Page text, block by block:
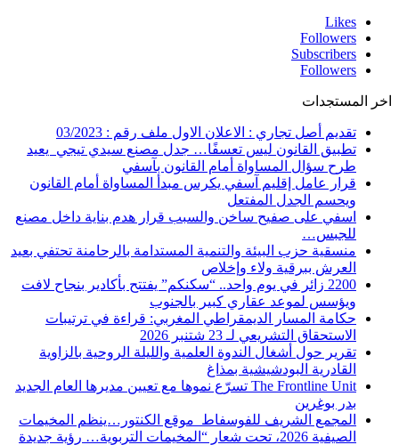
Likes
Followers
Subscribers
Followers
اخر المستجدات
تقديم أصل تجاري : الاعلان الاول ملف رقم : 03/2023
تطبيق القانون ليس تعسفًا… جدل مصنع سيدي تيجي يعيد
طرح سؤال المساواة أمام القانون بآسفي
قرار عامل إقليم آسفي يكرس مبدأ المساواة أمام القانون
ويحسم الجدل المفتعل
اسفي على صفيح ساخن والسبب قرار هدم بناية داخل مصنع
للجبس…
منسقية حزب البيئة والتنمية المستدامة بالرحامنة تحتفي بعيد
العرش ببرقية ولاء وإخلاص
2200 زائر في يوم واحد.. “سكنكم” يفتتح بأكادير بنجاح لافت
ويؤسس لموعد عقاري كبير بالجنوب
حكامة المسار الديمقراطي المغربي: قراءة في ترتيبات
الاستحقاق التشريعي لـ 23 شتنبر 2026
تقرير حول أشغال الندوة العلمية والليلة الروحية بالزاوية
القادرية البودشيشية بمذاغ
The Frontline Unit تسرّع نموها مع تعيين مديرها العام الجديد
بدر بوغرين
المجمع الشريف للفوسفاط موقع الكنتور…ينظم المخيمات
الصيفية 2026، تحت شعار “المخيمات التربوية… رؤية جديدة